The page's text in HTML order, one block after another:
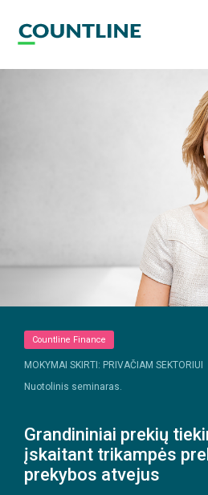
Countline Finance
MOKYMAI SKIRTI: PRIVAČIAM SEKTORIUI
Nuotolinis seminaras.
Grandininiai prekių
įskaitant trikampės
prekybos atvejus